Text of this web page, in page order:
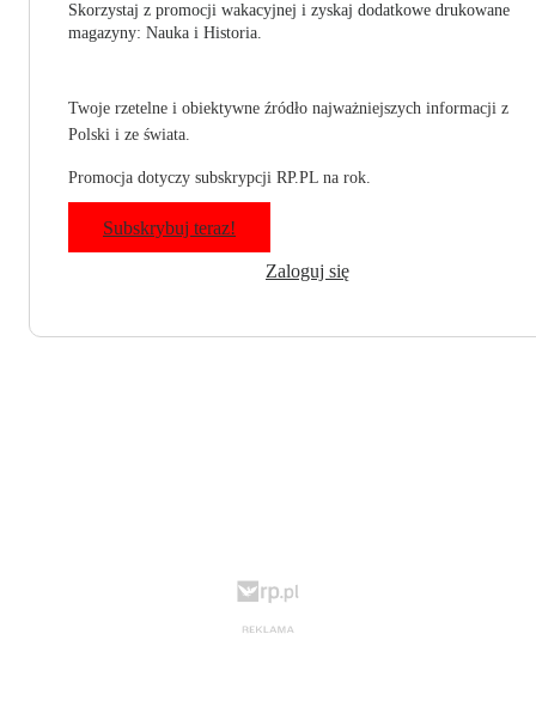
Skorzystaj z promocji wakacyjnej i zyskaj dodatkowe drukowane
magazyny: Nauka i Historia.
Twoje rzetelne i obiektywne źródło najważniejszych informacji z
Polski i ze świata.
Promocja dotyczy subskrypcji RP.PL na rok.
Subskrybuj teraz!
Zaloguj się